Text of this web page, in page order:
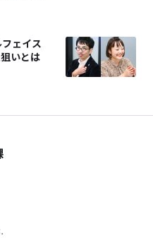
フェイス
いとは